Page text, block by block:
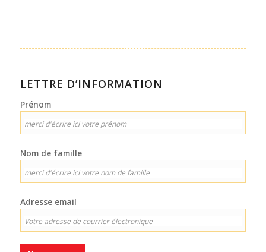
LETTRE D’INFORMATION
Prénom
Nom de famille
Adresse email